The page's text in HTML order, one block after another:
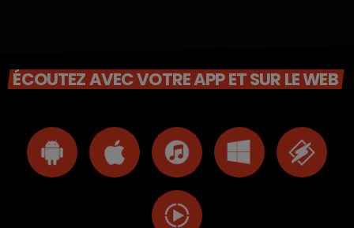
ÉCOUTEZ AVEC VOTRE APP ET SUR LE WEB